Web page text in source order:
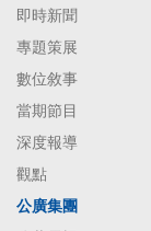
即時新聞
專題策展
數位敘事
當期節目
深度報導
觀點
公廣集團